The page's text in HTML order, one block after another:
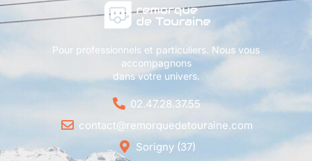
Pour professionnels et particuliers. Nous vous
accompagnons
dans votre univers.
02.47.28.37.55
contact@remorquedetouraine.com
Sorigny (37)